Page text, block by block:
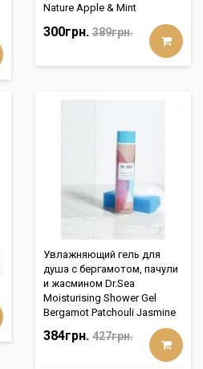
Nature Apple & Mint
300грн. 389грн.
Увлажняющий гель для
душа с бергамотом, пачули
и жасмином Dr.Sea
Moisturising Shower Gel
Bergamot Patchouli Jasmine
384грн. 427грн.